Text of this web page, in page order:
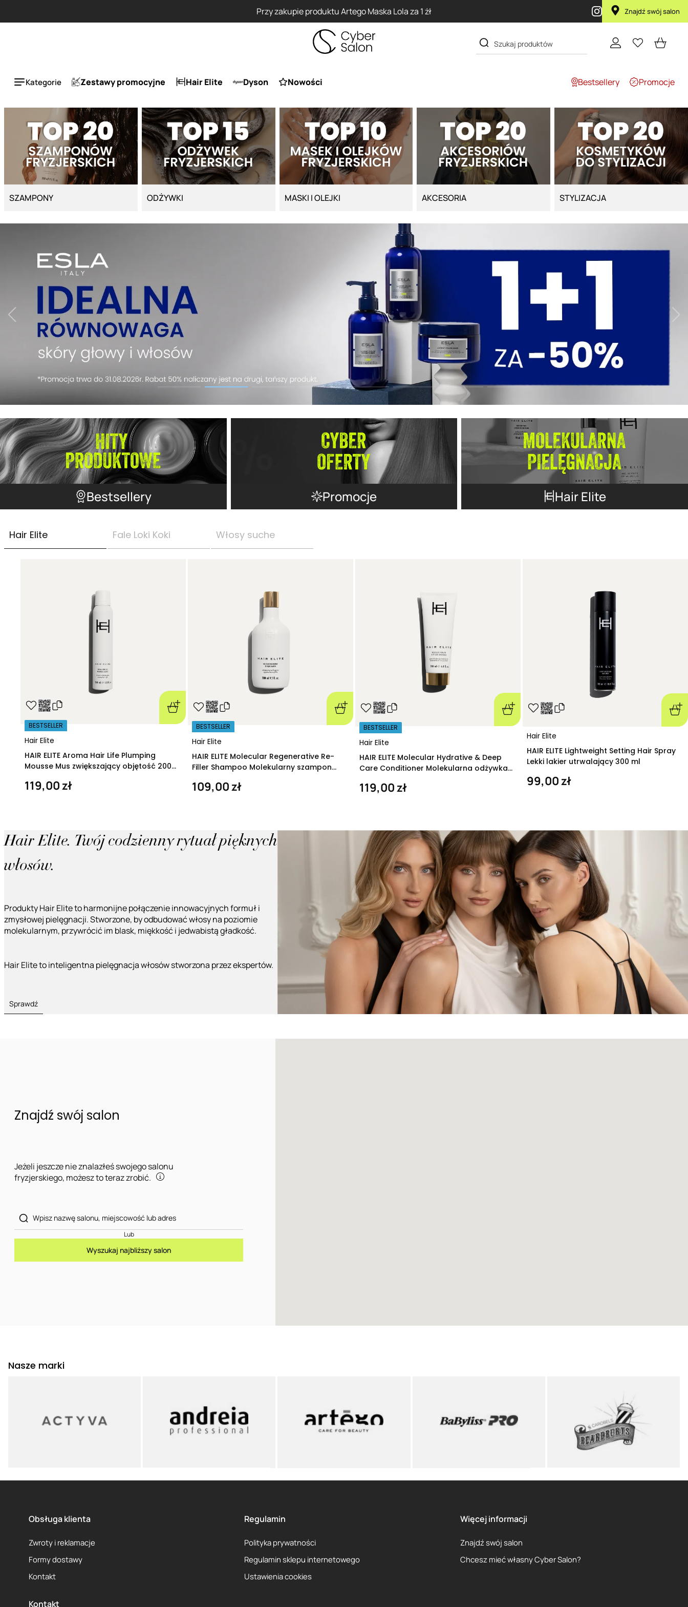
Pielęgnacja, której ufają profesjonaliści. Odkryj
Znajdź swój salon
Kategorie Zestawy promocyjne Hair Elite Dyson Nowości Bestsellery Promocje
SZAMPONY ODŻYWKI MASKI I OLEJKI AKCESORIA STYLIZACJA
Bestsellery Promocje Hair Elite
Hair Elite Fale Loki Koki Włosy suche
Hair Elite
BESTSELLER
HAIR ELITE Aroma Hair Life Plumping
Mousse Mus zwiększający objętość 200
119,00 zł
Hair Elite
BESTSELLER
HAIR ELITE Molecular Regenerative Re-
Filler Shampoo Molekularny szampon
109,00 zł
Hair Elite
BESTSELLER
HAIR ELITE Molecular Hydrative & Deep
Care Conditioner Molekularna odżywka
119,00 zł
Hair Elite
HAIR ELITE Lightweight Setting Hair Spray
Lekki lakier utrwalający 300 ml
99,00 zł
Hair Elite. Twój codzienny rytuał pięknych
włosów.
Produkty Hair Elite to harmonijne połączenie innowacyjnych formuł i
zmysłowej pielęgnacji. Stworzone, by odbudować włosy na poziomie
molekularnym, przywrócić im blask, miękkość i jedwabistą gładkość.
Hair Elite to inteligentna pielęgnacja włosów stworzona przez ekspertów.
Sprawdź
Znajdź swój salon
Jeżeli jeszcze nie znalazłeś swojego salonu
fryzjerskiego, możesz to teraz zrobić.
Lub
Wyszukaj najbliższy salon
Nasze marki
Obsługa klienta
Zwroty i reklamacje
Formy dostawy
Kontakt
Regulamin
Polityka prywatności
Regulamin sklepu internetowego
Ustawienia cookies
Więcej informacji
Znajdź swój salon
Chcesz mieć własny Cyber Salon?
Kontakt